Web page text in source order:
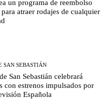
un programa de reembolso
atraer rodajes de cualquier
SAN SEBASTIÁN
San Sebastián celebrará
con estrenos impulsados por
Española